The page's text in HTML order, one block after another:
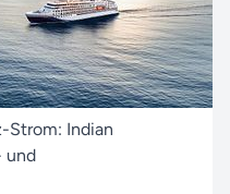
Strom: Indian
und